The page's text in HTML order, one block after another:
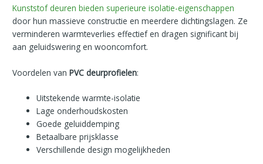
Kunststof deuren bieden superieure isolatie-eigenschappen
door hun massieve constructie en meerdere dichtingslagen. Ze
verminderen warmteverlies effectief en dragen significant bij
aan geluidswering en wooncomfort.
Voordelen vanPVC deurprofielen:
Uitstekende warmte-isolatie
Lage onderhoudskosten
Goede geluiddemping
Betaalbare prijsklasse
Verschillende design mogelijkheden